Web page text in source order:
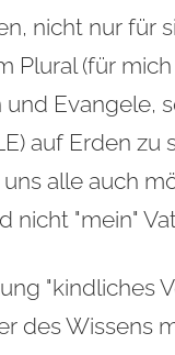
nicht nur für
Plural (für
Evangele,
auf Erden zu
alle auch
nicht "mein"
"kindliches
des Wissens